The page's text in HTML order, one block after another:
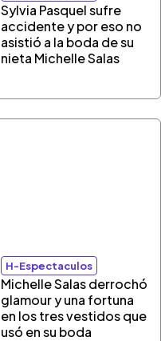
Sylvia Pasquel sufre
accidente y por eso no
asistió a la boda de su
nieta Michelle Salas
H-Espectaculos
Michelle Salas derrochó
glamour y una fortuna
en los tres vestidos que
usó en su boda